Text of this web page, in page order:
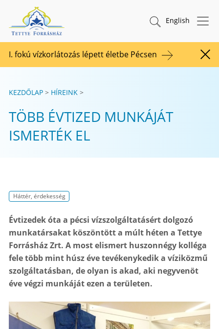
Tovább a tartalomhoz
TETTYE FORRÁSHÁZ Zrt. Keresés indítása
English
I. fokú vízkorlátozás lépett életbe Pécsen
KEZDŐLAP HÍREINK
TÖBB ÉVTIZED MUNKÁJÁT
ISMERTÉK EL
Háttér, érdekesség
Évtizedek óta a pécsi vízszolgáltatásért dolgozó
munkatársakat köszöntött a múlt héten a Tettye
Forrásház Zrt. A most elismert huszonnégy kolléga
fele több mint húsz éve tevékenykedik a víziközmű
szolgáltatásban, de olyan is akad, aki negyvenöt
éve végzi munkáját ezen a területen.